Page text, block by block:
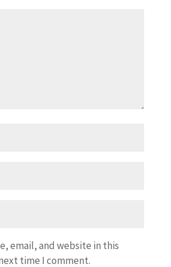
email, and website in this
time I comment.